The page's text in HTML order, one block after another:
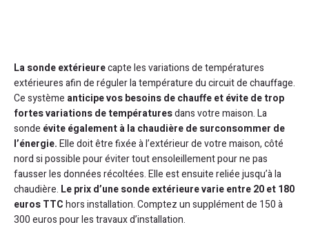
La sonde extérieurecapte les variations de températures
extérieures afin de réguler la température du circuit de chauffage.
Ce système anticipe vos besoins de chauffe et évite de trop
fortes variations de températuresdans votre maison. La
sonde évite également à la chaudière de surconsommer de
l’énergie.Elle doit être fixée à l’extérieur de votre maison, côté
nord si possible pour éviter tout ensoleillement pour ne pas
fausser les données récoltées. Elle est ensuite reliée jusqu’à la
chaudière. Le prix d’une sonde extérieure varie entre 20 et 180
euros TTChors installation. Comptez un supplément de 150 à
300 euros pour les travaux d’installation.